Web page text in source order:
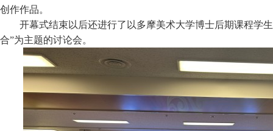
创作作品。
开幕式结束以后还进行了以多摩美术大学博士后期课程学
合”为主题的讨论会。